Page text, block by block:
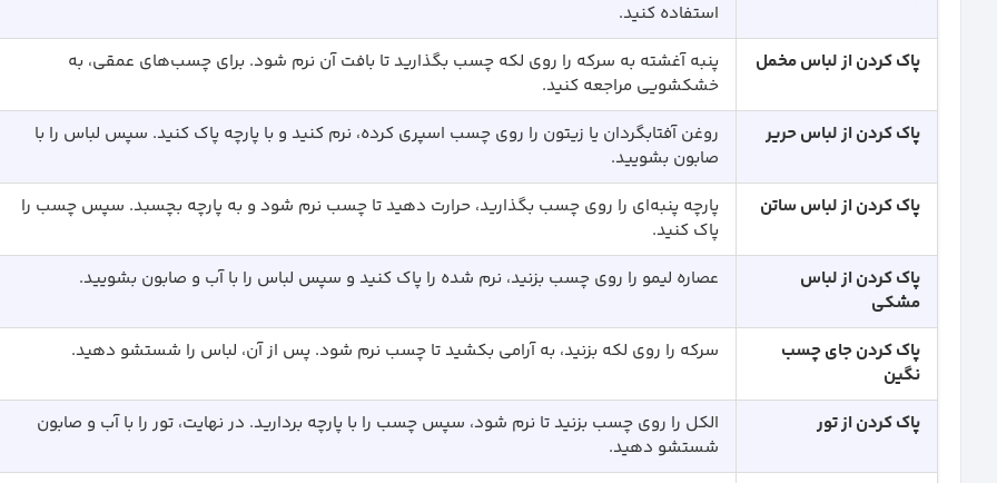
استفاده کنید.
پاک کردن از لباس مخمل
پنبه آغشته به سرکه را روی لکه چسب بگذارید تا بافت آن نرم شود. برای چسب‌های عمقی، به
خشکشویی مراجعه کنید.
پاک کردن از لباس حریر
روغن آفتابگردان یا زیتون را روی چسب اسپری کرده، نرم کنید و با پارچه پاک کنید. سپس لباس را با
صابون بشویید.
پاک کردن از لباس ساتن
پارچه پنبه‌ای را روی چسب بگذارید، حرارت دهید تا چسب نرم شود و به پارچه بچسبد. سپس چسب را
پاک کنید.
پاک کردن از لباس
مشکی
عصاره لیمو را روی چسب بزنید، نرم شده را پاک کنید و سپس لباس را با آب و صابون بشویید.
پاک کردن جای چسب
نگین
سرکه را روی لکه بزنید، به آرامی بکشید تا چسب نرم شود. پس از آن، لباس را شستشو دهید.
پاک کردن از تور
الکل را روی چسب بزنید تا نرم شود، سپس چسب را با پارچه بردارید. در نهایت، تور را با آب و صابون
شستشو دهید.